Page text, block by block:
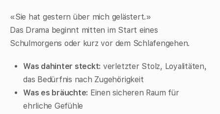
«Sie hat gestern über mich gelästert.»
Das Drama beginnt mitten im Start eines
Schulmorgens oder kurz vor dem Schlafengehen.
Was dahinter steckt: verletzter Stolz, Loyalitäten,
das Bedürfnis nach Zugehörigkeit
Was es bräuchte: Einen sicheren Raum für
ehrliche Gefühle